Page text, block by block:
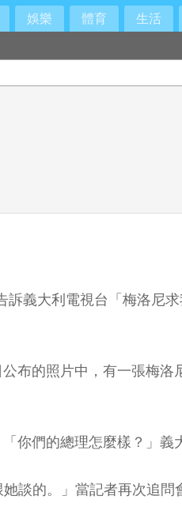
娛樂 體育 生活
義大利電視台「梅洛尼
布的照片中，有一張梅
們的總理怎麼樣？」義
談的。」當記者再次追